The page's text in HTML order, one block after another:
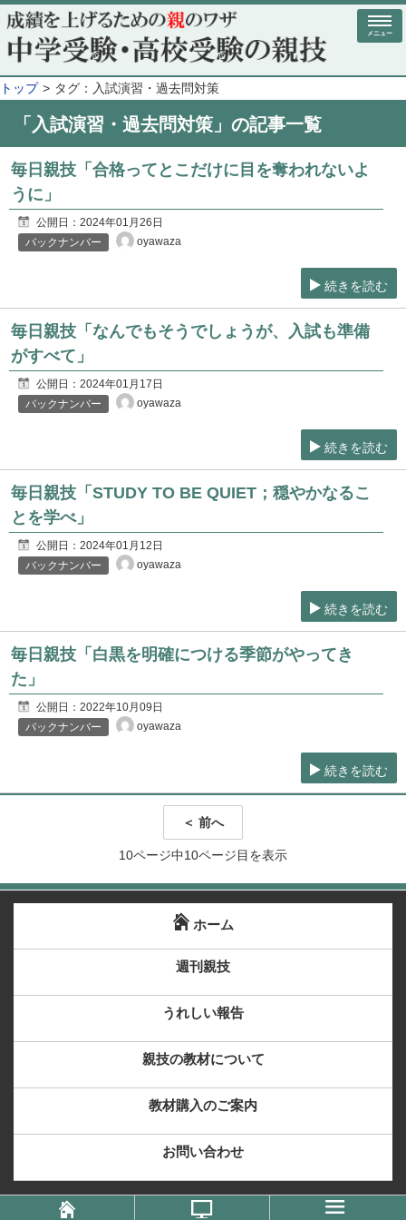
メニュー
トップ タグ：入試演習・過去問対策
「入試演習・過去問対策」の記事一覧
毎日親技「合格ってとこだけに目を奪われないよ
うに」
公開日： 2024年01月26日
バックナンバー
oyawaza
続きを読む
毎日親技「なんでもそうでしょうが、入試も準備
がすべて」
公開日： 2024年01月17日
バックナンバー
oyawaza
続きを読む
毎日親技「STUDY TO BE QUIET；穏やかなるこ
とを学べ」
公開日： 2024年01月12日
バックナンバー
oyawaza
続きを読む
毎日親技「白黒を明確につける季節がやってき
た」
公開日： 2022年10月09日
バックナンバー
oyawaza
続きを読む
＜ 前へ
10ページ中10ページ目を表示
ホーム
週刊親技
うれしい報告
親技の教材について
教材購入のご案内
お問い合わせ